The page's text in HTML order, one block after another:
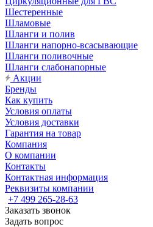
Шестеренные
Шламовые
Шланги и полив
Шланги напорно-всасывающие
Шланги поливочные
Шланги слабонапорные
Акции
Бренды
Как купить
Условия оплаты
Условия доставки
Гарантия на товар
Компания
О компании
Контакты
Контактная информация
Реквизиты компании
+7 499 265-28-63
Заказать звонок
Задать вопрос